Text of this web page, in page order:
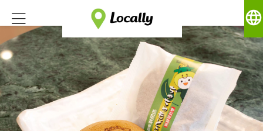
language